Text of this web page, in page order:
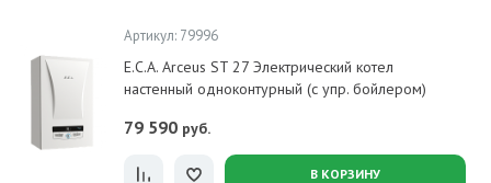
Артикул: 79996
E.C.A. Arceus ST 27 Электрический котел
настенный одноконтурный (с упр. бойлером)
79 590 руб.
В КОРЗИНУ